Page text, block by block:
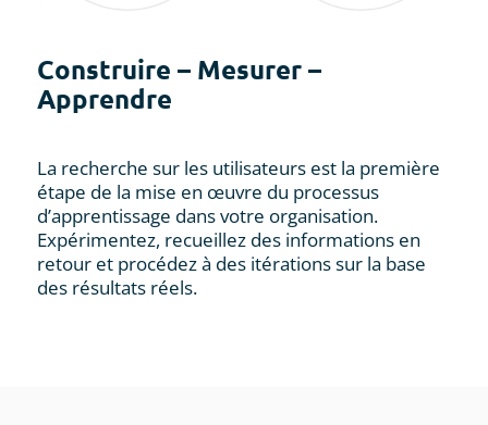
Construire – Mesurer –
Apprendre
La recherche sur les utilisateurs est la première
étape de la mise en œuvre du processus
d’apprentissage dans votre organisation.
Expérimentez, recueillez des informations en
retour et procédez à des itérations sur la base
des résultats réels.